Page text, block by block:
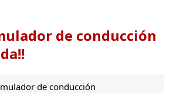
de conducción
de conducción